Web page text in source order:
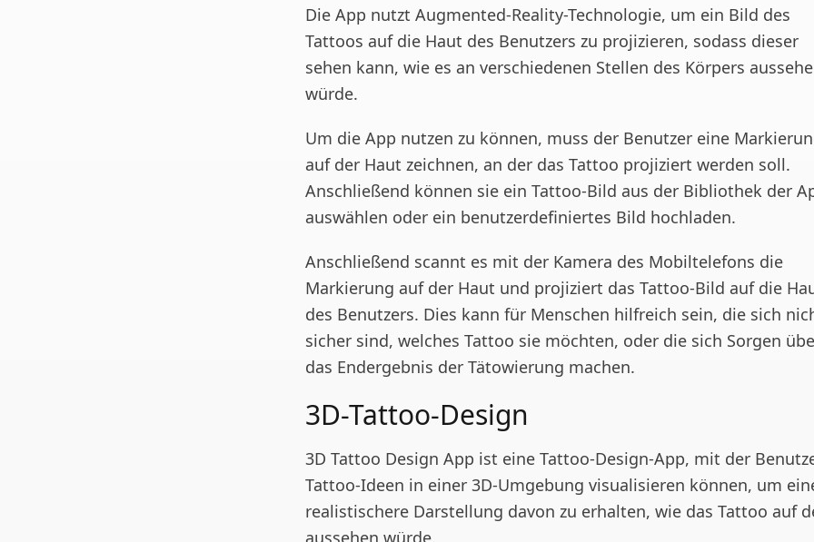
Die App nutzt Augmented-Reality-Technologie, um ein Bild des
Tattoos auf die Haut des Benutzers zu projizieren, sodass dieser
sehen kann, wie es an verschiedenen Stellen des Körpers
würde.
Um die App nutzen zu können, muss der Benutzer eine
auf der Haut zeichnen, an der das Tattoo projiziert werden soll.
Anschließend können sie ein Tattoo-Bild aus der Bibliothek der
auswählen oder ein benutzerdefiniertes Bild hochladen.
Anschließend scannt es mit der Kamera des Mobiltelefons die
Markierung auf der Haut und projiziert das Tattoo-Bild auf die
des Benutzers. Dies kann für Menschen hilfreich sein, die sich
sicher sind, welches Tattoo sie möchten, oder die sich Sorgen
das Endergebnis der Tätowierung machen.
3D-Tattoo-Design
3D Tattoo Design App ist eine Tattoo-Design-App, mit der
Tattoo-Ideen in einer 3D-Umgebung visualisieren können, um
realistischere Darstellung davon zu erhalten, wie das Tattoo auf
aussehen würde.